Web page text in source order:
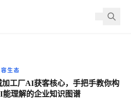
生态
加工厂AI获客核心，手把手教你构
能理解的企业知识图谱